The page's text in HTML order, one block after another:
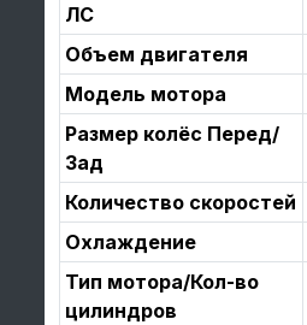
ЛС
Объем двигателя
Модель мотора
Размер колёс Перед/
Зад
Количество скоростей
Охлаждение
Тип мотора/Кол-во
цилиндров